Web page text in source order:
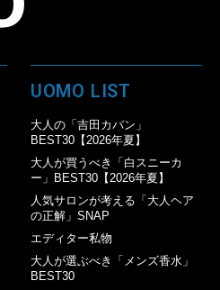
UOMO LIST
大人の「吉田カバン」
BEST30【2026年夏】
大人が買うべき「白スニーカ
ー」BEST30【2026年夏】
人気サロンが考える「大人ヘア
の正解」SNAP
エディター私物
大人が選ぶべき「メンズ香水」
BEST30